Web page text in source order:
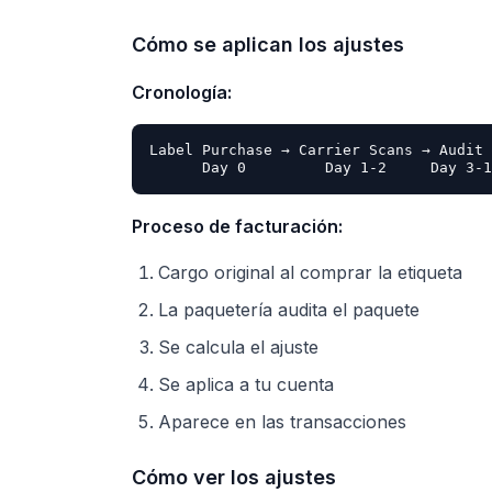
Cómo se aplican los ajustes
Cronología:
Label Purchase → Carrier Scans → Audit
Proceso de facturación:
Cargo original al comprar la etiqueta
La paquetería audita el paquete
Se calcula el ajuste
Se aplica a tu cuenta
Aparece en las transacciones
Cómo ver los ajustes